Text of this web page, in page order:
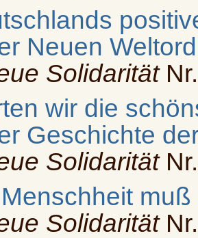
Neuen
Solidarität
wir die
Geschichte
Solidarität
Solidarität